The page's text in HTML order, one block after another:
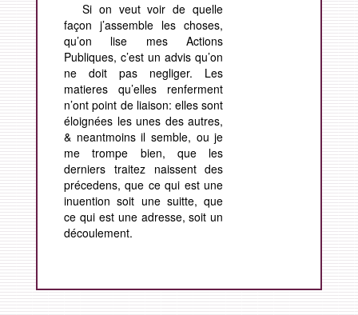
Si on veut voir de quelle
façon j’assemble les choses,
qu’on lise mes Actions
Publiques, c’est un advis qu’on
ne doit pas negliger. Les
matieres qu’elles renferment
n’ont point de liaison: elles sont
éloignées les unes des autres,
& neantmoins il semble, ou je
me trompe bien, que les
derniers traitez naissent des
précedens, que ce qui est une
inuention soit une suitte, que
ce qui est une adresse, soit un
découlement.